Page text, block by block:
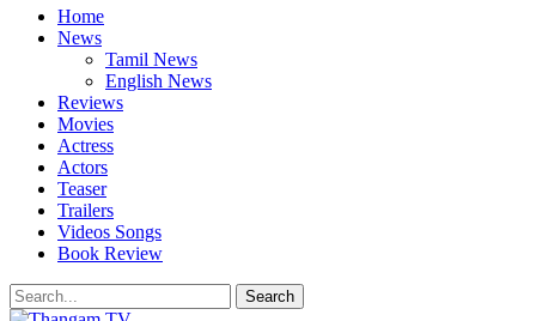
Home
News
Tamil News
English News
Reviews
Movies
Actress
Actors
Teaser
Trailers
Videos Songs
Book Review